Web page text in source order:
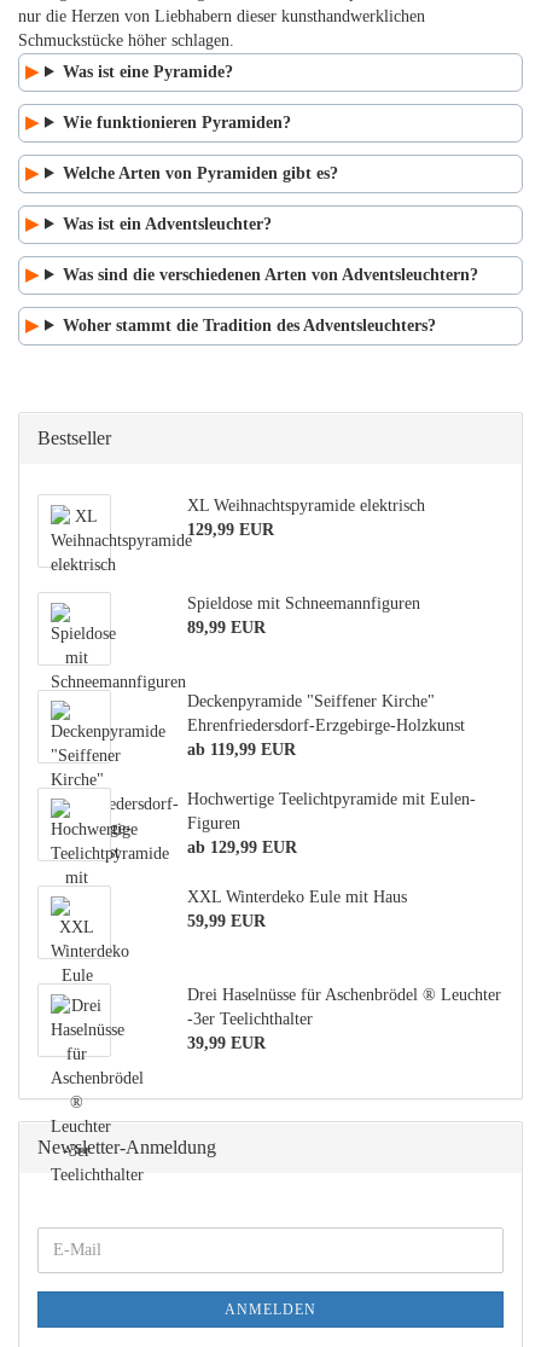
nur die Herzen von Liebhabern dieser kunsthandwerklichen
Schmuckstücke höher schlagen.
Was ist eine Pyramide?
Wie funktionieren Pyramiden?
Welche Arten von Pyramiden gibt es?
Was ist ein Adventsleuchter?
Was sind die verschiedenen Arten von Adventsleuchtern?
Woher stammt die Tradition des Adventsleuchters?
Bestseller
XL Weihnachtspyramide elektrisch
129,99 EUR
Spieldose mit Schneemannfiguren
89,99 EUR
Deckenpyramide "Seiffener Kirche"
Ehrenfriedersdorf-Erzgebirge-Holzkunst
ab 119,99 EUR
Hochwertige Teelichtpyramide mit Eulen-
Figuren
ab 129,99 EUR
XXL Winterdeko Eule mit Haus
59,99 EUR
Drei Haselnüsse für Aschenbrödel ® Leuchter
-3er Teelichthalter
39,99 EUR
Newsletter-Anmeldung
E-
Mail
ANMELDEN